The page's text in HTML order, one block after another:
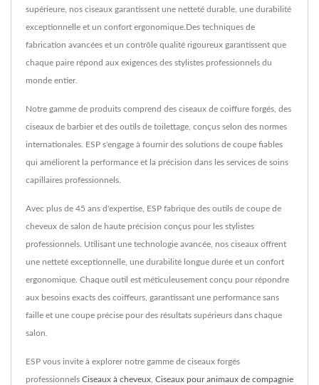
supérieure, nos ciseaux garantissent une netteté durable, une durabilité
exceptionnelle et un confort ergonomique.Des techniques de
fabrication avancées et un contrôle qualité rigoureux garantissent que
chaque paire répond aux exigences des stylistes professionnels du
monde entier.
Notre gamme de produits comprend des ciseaux de coiffure forgés, des
ciseaux de barbier et des outils de toilettage, conçus selon des normes
internationales. ESP s'engage à fournir des solutions de coupe fiables
qui améliorent la performance et la précision dans les services de soins
capillaires professionnels.
Avec plus de 45 ans d'expertise, ESP fabrique des outils de coupe de
cheveux de salon de haute précision conçus pour les stylistes
professionnels. Utilisant une technologie avancée, nos ciseaux offrent
une netteté exceptionnelle, une durabilité longue durée et un confort
ergonomique. Chaque outil est méticuleusement conçu pour répondre
aux besoins exacts des coiffeurs, garantissant une performance sans
faille et une coupe précise pour des résultats supérieurs dans chaque
salon.
ESP vous invite à explorer notre gamme de ciseaux forgés
professionnels Ciseaux à cheveux Ciseaux pour animaux de compagnie